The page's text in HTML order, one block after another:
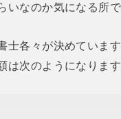
なのか気になる所で
各々が決めています
は次のようになります